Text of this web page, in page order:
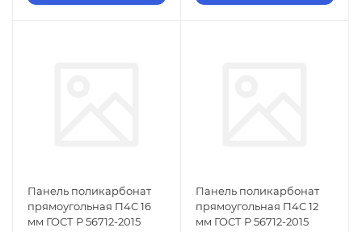
Панель поликарбонат
прямоугольная П4С 16
мм ГОСТ Р 56712-2015
Панель поликарбонат
прямоугольная П4С 12
мм ГОСТ Р 56712-2015